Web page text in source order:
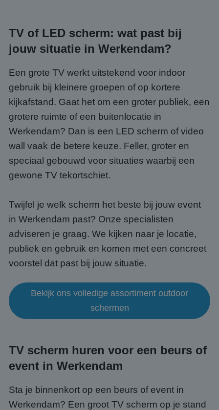
TV of LED scherm: wat past bij
jouw situatie in Werkendam?
Een grote TV werkt uitstekend voor indoor
gebruik bij kleinere groepen of op kortere
kijkafstand. Gaat het om een groter publiek, een
grotere ruimte of een buitenlocatie in
Werkendam? Dan is een LED scherm of video
wall vaak de betere keuze. Feller, groter en
speciaal gebouwd voor situaties waarbij een
gewone TV tekortschiet.
Twijfel je welk scherm het beste bij jouw event
in Werkendam past? Onze specialisten
adviseren je graag. We kijken naar je locatie,
publiek en gebruik en komen met een concreet
voorstel dat past bij jouw situatie.
Bekijk ons volledige assortiment outdoor
schermen
TV scherm huren voor een beurs of
event in Werkendam
Sta je binnenkort op een beurs of event in
Werkendam? Een groot TV scherm op je stand